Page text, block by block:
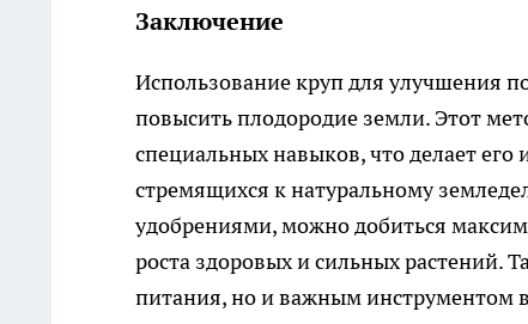
Заключение
Использование круп для улучшения
повысить плодородие земли. Этот
специальных навыков, что делает
стремящихся к натуральному
удобрениями, можно добиться
роста здоровых и сильных растений.
питания, но и важным инструментом